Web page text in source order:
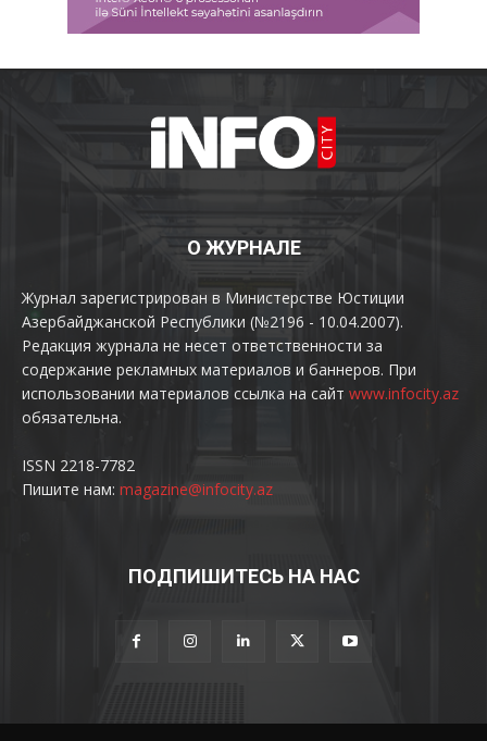
О ЖУРНАЛЕ
Журнал зарегистрирован в Министерстве Юстиции
Азербайджанской Республики (№2196 - 10.04.2007).
Редакция журнала не несет ответственности за
содержание рекламных материалов и баннеров. При
использовании материалов ссылка на сайт www.infocity.az
обязательна.
ISSN 2218-7782
Пишите нам: magazine@infocity.az
ПОДПИШИТЕСЬ НА НАС